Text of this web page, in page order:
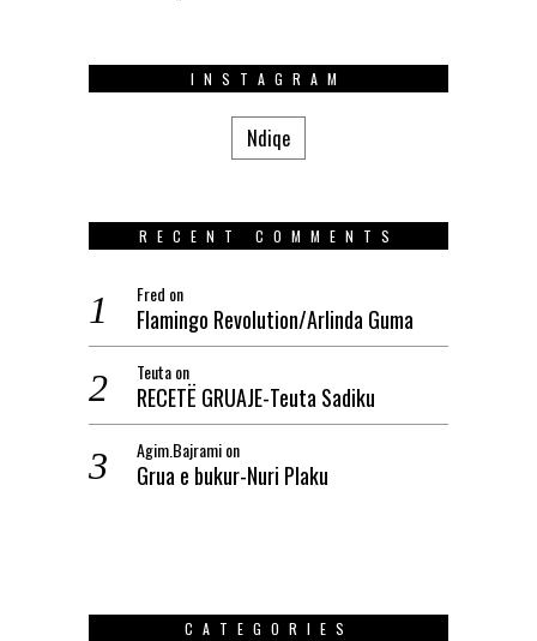
INSTAGRAM
Ndiqe
RECENT COMMENTS
Fred on
Flamingo Revolution/Arlinda Guma
Teutaon
RECETË GRUAJE-Teuta Sadiku
Agim.Bajramion
Grua e bukur-Nuri Plaku
CATEGORIES